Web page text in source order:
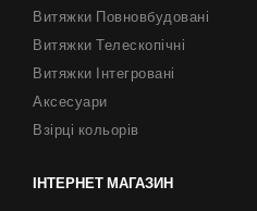
Витяжки Повновбудовані
Витяжки Телескопічні
Витяжки Інтегровані
Аксесуари
Взірці кольорів
ІНТЕРНЕТ МАГАЗИН